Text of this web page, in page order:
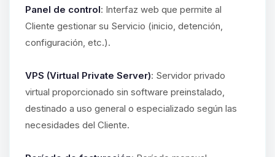
Panel de control: Interfaz web que permite al
Cliente gestionar su Servicio (inicio, detención,
configuración, etc.).
VPS (Virtual Private Server): Servidor privado
virtual proporcionado sin software preinstalado,
destinado a uso general o especializado según las
necesidades del Cliente.